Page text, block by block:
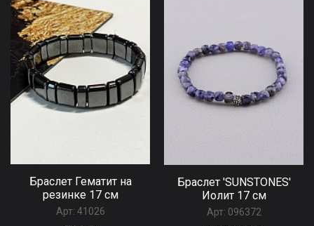
Браслет Гематит на
резинке 17 см
Арт: 41026
Браслет 'SUNSTONES'
Иолит 17 см
Арт: 096372